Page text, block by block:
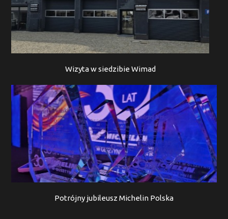
Wizyta w siedzibie Wimad
Potrójny jubileusz Michelin Polska